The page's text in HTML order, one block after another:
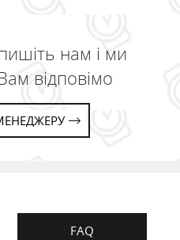
нам і ми
відповімо
FAQ